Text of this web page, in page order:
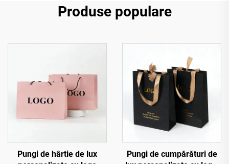
Produse populare
Pungi de hârtie de lux
Pungi de cumpărături de